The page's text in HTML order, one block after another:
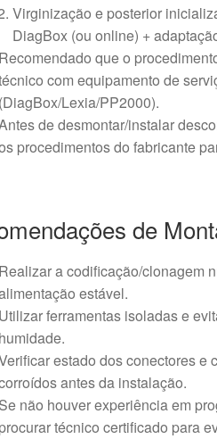
Virginização e posterior
DiagBox (ou online) +
Recomendado que o
com equipamento de
(DiagBox/Lexia/PP2000).
de desmontar/instalar
procedimentos do fabricante
de
Realizar a codificação/clonagem
estável.
Utilizar ferramentas isoladas e
humidade.
estado dos conectores e
antes da instalação.
Se não houver experiência em
procurar técnico certificado para